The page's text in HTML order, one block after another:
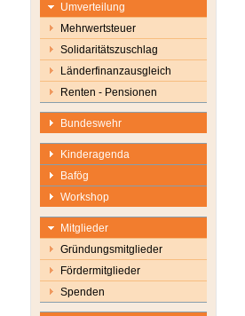
Umverteilung
Mehrwertsteuer
Solidaritätszuschlag
Länderfinanzausgleich
Renten - Pensionen
Bundeswehr
Kinderagenda
Bafög
Workshop
Mitglieder
Gründungsmitglieder
Fördermitglieder
Spenden